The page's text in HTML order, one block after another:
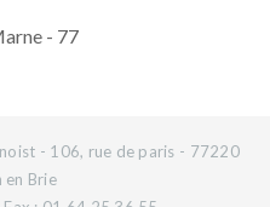
- 77
- 106, rue de paris - 77220
en Brie